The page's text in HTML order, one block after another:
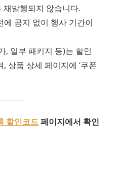
재발행되지 않습니다.
공지 없이 행사 기간이
, 일부 패키지 등)는 할인
상품 상세 페이지에 ‘쿠폰
할인코드페이지에서 확인